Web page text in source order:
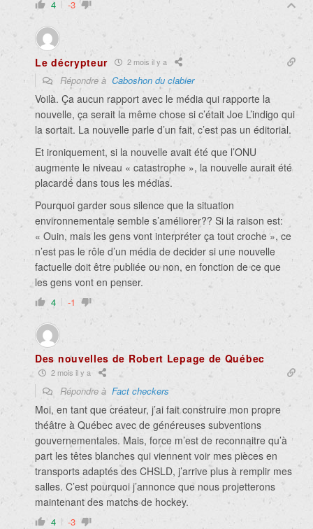
4 -3
Le décrypteur 2 mois il y a
Répondre à Caboshon du clabier
Voilà. Ça aucun rapport avec le média qui rapporte la
nouvelle, ça serait la même chose si c’était Joe L’indigo qui
la sortait. La nouvelle parle d’un fait, c’est pas un éditorial.
Et ironiquement, si la nouvelle avait été que l’ONU
augmente le niveau « catastrophe », la nouvelle aurait été
placardé dans tous les médias.
Pourquoi garder sous silence que la situation
environnementale semble s’améliorer?? Si la raison est:
« Ouin, mais les gens vont interpréter ça tout croche », ce
n’est pas le rôle d’un média de decider si une nouvelle
factuelle doit être publiée ou non, en fonction de ce que
les gens vont en penser.
4 -1
Des nouvelles de Robert Lepage de Québec
2 mois il y a
Répondre à Fact checkers
Moi, en tant que créateur, j’ai fait construire mon propre
théâtre à Québec avec de généreuses subventions
gouvernementales. Mais, force m’est de reconnaitre qu’à
part les têtes blanches qui viennent voir mes pièces en
transports adaptés des CHSLD, j’arrive plus à remplir mes
salles. C’est pourquoi j’annonce que nous projetterons
maintenant des matchs de hockey.
4 -3